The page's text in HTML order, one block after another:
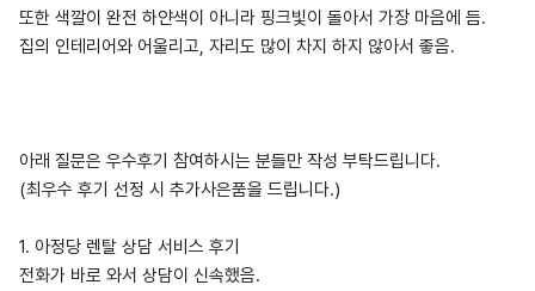
또한 색깔이 완전 하얀색이 아니라 핑크빛이 돌아서 가장 마음에 듬.
집의 인테리어와 어울리고, 자리도 많이 차지 하지 않아서 좋음.
아래 질문은 우수후기 참여하시는 분들만 작성 부탁드립니다.
(최우수 후기 선정 시 추가사은품을 드립니다.)
1. 아정당 렌탈 상담 서비스 후기
전화가 바로 와서 상담이 신속했음.